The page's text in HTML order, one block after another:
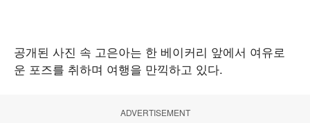
공개된 사진 속 고은아는 한 베이커리 앞에서 여유로
운 포즈를 취하며 여행을 만끽하고 있다.
ADVERTISEMENT